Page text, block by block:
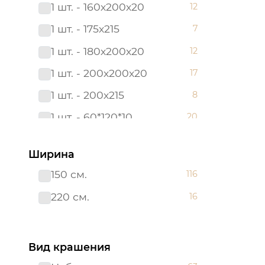
180*200
180х200х20
2 сп. с Евро
2,0 сп.
200х200х20
220*200 3
240*215 3
48*48
1 шт. - 160х200х20 12
1 шт. - 175х215 7
1 шт. - 180х200х20 12
1 шт. - 200х200х20 17
1 шт. - 200х215 8
1 шт. - 60*120*10 20
2 шт. - 50х70
2 шт. - 70х70
Борта:6шт
Наволочка: 1 шт. - 40*60
Ширина
150 см.
116
220 см. 16
Вид крашения